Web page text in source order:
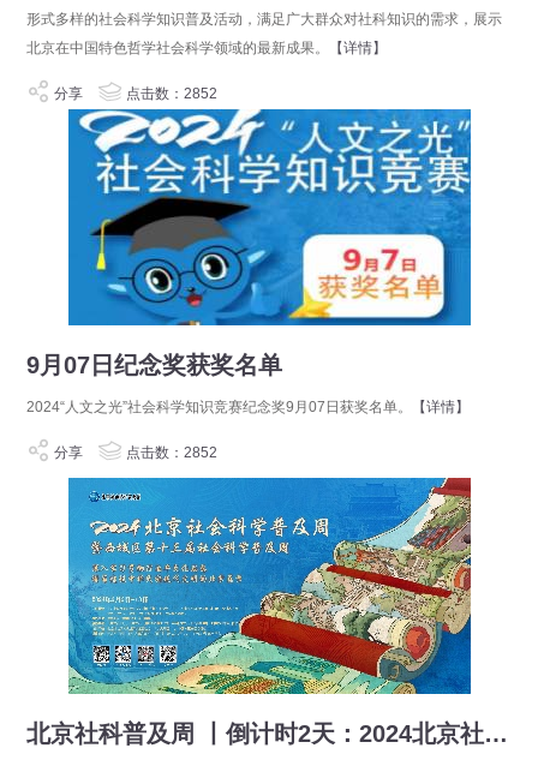
形式多样的社会科学知识普及活动，满足广大群众对社科知识的需求，展示
北京在中国特色哲学社会科学领域的最新成果。
【详情】
分享 点击数：2852
9月07日纪念奖获奖名单
2024“人文之光”社会科学知识竞赛纪念奖9月07日获奖名单。 【详情】
分享 点击数：2852
北京社科普及周 丨倒计时2天：2024北京社会科学普及周即将盛大启幕！